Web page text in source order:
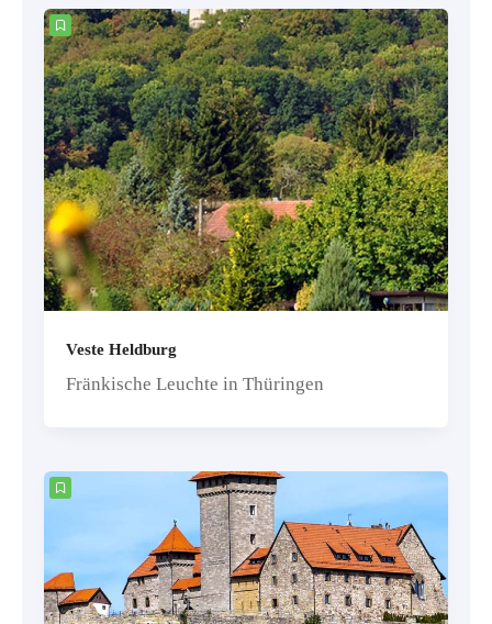
Veste Heldburg
Fränkische Leuchte in Thüringen